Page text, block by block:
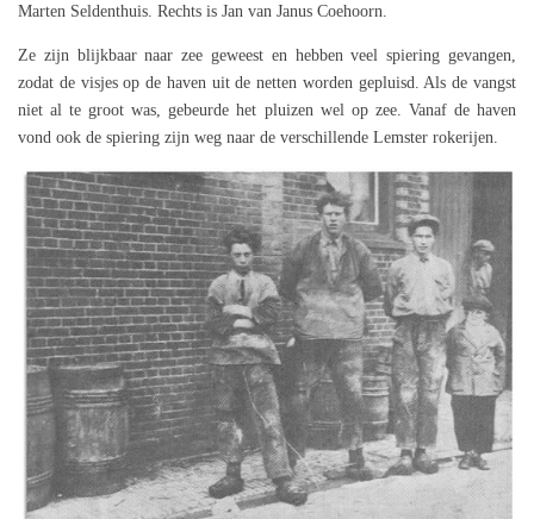
Marten Seldenthuis. Rechts is Jan van Janus Coehoorn.
Ze zijn blijkbaar naar zee geweest en hebben veel spiering gevangen,
zodat de visjes op de haven uit de netten worden gepluisd. Als de vangst
niet al te groot was, gebeurde het pluizen wel op zee. Vanaf de haven
vond ook de spiering zijn weg naar de verschillende Lemster rokerijen.